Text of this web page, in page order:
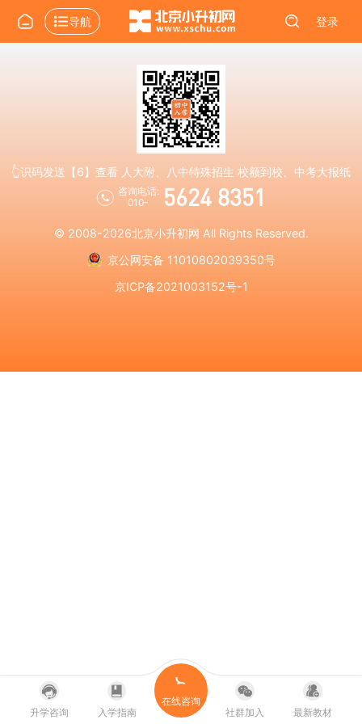
导航 登录
👆识码发送【6】查看 人大附、八中特殊招生 校额到校、中考大报纸
咨询电话:
010-
5624 8351
© 2008-2026北京小升初网 All Rights Reserved.
京公网安备 11010802039350号
京ICP备2021003152号-1
升学咨询 入学指南
在线咨询
社群加入
最新教材